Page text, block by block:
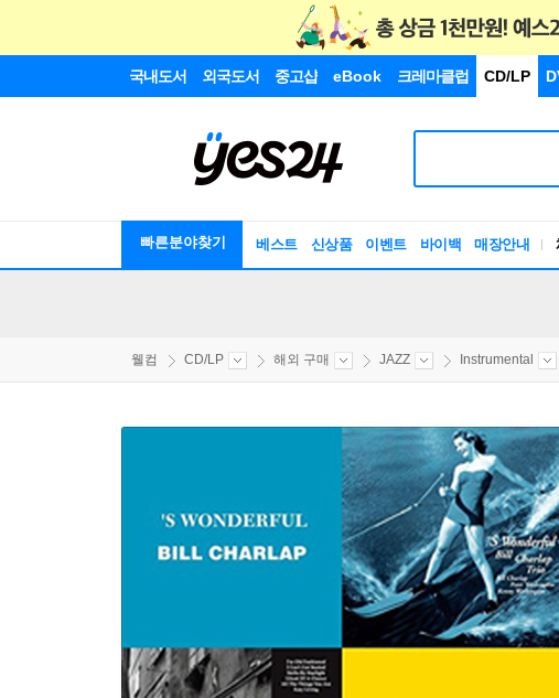
국내도서 외국도서 중고샵 eBook 크레마클럽 CD/LP
빠른분야찾기 베스트 신상품 이벤트 바이백 매장안내
웰컴 CD/LP 해외 구매 JAZZ Instrumental